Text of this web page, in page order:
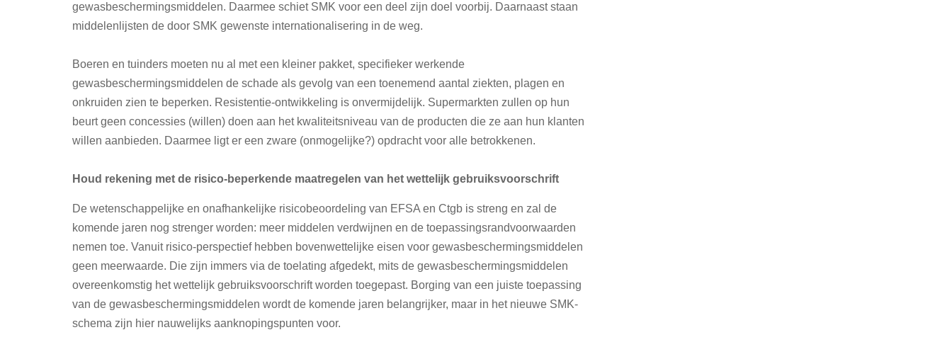
gewasbeschermingsmiddelen. Daarmee schiet SMK voor een deel zijn doel voorbij. Daarnaast staan
middelenlijsten de door SMK gewenste internationalisering in de weg.
Boeren en tuinders moeten nu al met een kleiner pakket, specifieker werkende
gewasbeschermingsmiddelen de schade als gevolg van een toenemend aantal ziekten, plagen en
onkruiden zien te beperken. Resistentie-ontwikkeling is onvermijdelijk. Supermarkten zullen op hun
beurt geen concessies (willen) doen aan het kwaliteitsniveau van de producten die ze aan hun klanten
willen aanbieden. Daarmee ligt er een zware (onmogelijke?) opdracht voor alle betrokkenen.
Houd rekening met de risico-beperkende maatregelen van het wettelijk gebruiksvoorschrift
De wetenschappelijke en onafhankelijke risicobeoordeling van EFSA en Ctgb is streng en zal de
komende jaren nog strenger worden: meer middelen verdwijnen en de toepassingsrandvoorwaarden
nemen toe. Vanuit risico-perspectief hebben bovenwettelijke eisen voor gewasbeschermingsmiddelen
geen meerwaarde. Die zijn immers via de toelating afgedekt, mits de gewasbeschermingsmiddelen
overeenkomstig het wettelijk gebruiksvoorschrift worden toegepast. Borging van een juiste toepassing
van de gewasbeschermingsmiddelen wordt de komende jaren belangrijker, maar in het nieuwe SMK-
schema zijn hier nauwelijks aanknopingspunten voor.